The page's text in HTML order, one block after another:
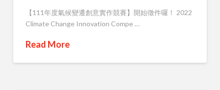
【111年度氣候變遷創意實作競賽】開始徵件囉！ 2022
Climate Change Innovation Compe …
Read More